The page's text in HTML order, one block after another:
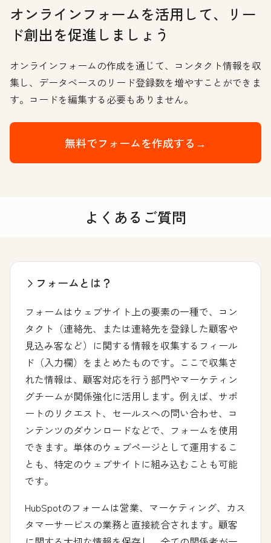
オンラインフォームを活用して、リー
ド創出を促進しましょう
オンラインフォームの作成を通じて、コンタクト情報を収
集し、データベースのリード登録数を増やすことができま
す。コードを編集する必要もありません。
無料でフォームを作成する→
よくあるご質問
フォームとは？
フォームはウェブサイト上の要素の一種で、コン
タクト（連絡先、または連絡先を登録した顧客や
見込み客など）に関する情報を収集するフィール
ド（入力欄）をまとめたものです。ここで収集さ
れた情報は、顧客対応を行う部門やマーケティン
グチームが関係強化に活用します。例えば、サポ
ートのリクエスト、セールスへの問い合わせ、コ
ンテンツのダウンロードなどで、フォームを使用
できます。単体のウェブページとして運用するこ
とも、特定のウェブサイトに組み込むことも可能
です。
HubSpotのフォームは営業、マーケティング、カス
タマーサービスの業務と直接統合されます。顧客